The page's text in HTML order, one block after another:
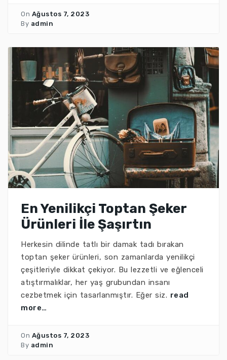
On Ağustos 7, 2023
By admin
En Yenilikçi Toptan Şeker
Ürünleri İle Şaşırtın
Herkesin dilinde tatlı bir damak tadı bırakan
toptan şeker ürünleri, son zamanlarda yenilikçi
çeşitleriyle dikkat çekiyor. Bu lezzetli ve eğlenceli
atıştırmalıklar, her yaş grubundan insanı
cezbetmek için tasarlanmıştır. Eğer siz. read
more…
On Ağustos 7, 2023
By admin